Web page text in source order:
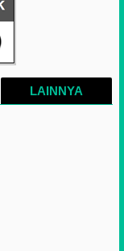
LAINNYA